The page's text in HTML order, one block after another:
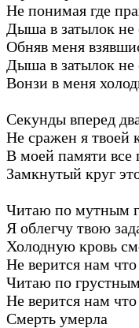
Не понимая где
Дыша в затылок не
Обняв меня
Дыша в затылок не
Вонзи в меня
Секунды вперед
Не сражен я твоей
В моей памяти все
Замкнутый круг
Читаю по мутным
Я облегчу твою
Холодную кровь
Не верится нам
Читаю по
Не верится нам
Смерть умерла